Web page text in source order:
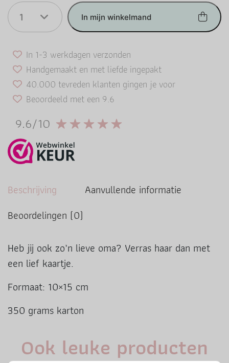
1
In mijn winkelmand
In 1-3 werkdagen verzonden
Handgemaakt en met liefde ingepakt
40.000 tevreden klanten gingen je voor
Beoordeeld met een 9.6
9.6/10
Beschrijving
Aanvullende informatie
Beoordelingen (0)
Heb jij ook zo’n lieve oma? Verras haar dan met
een lief kaartje.
Formaat: 10×15 cm
350 grams karton
Ook leuke producten